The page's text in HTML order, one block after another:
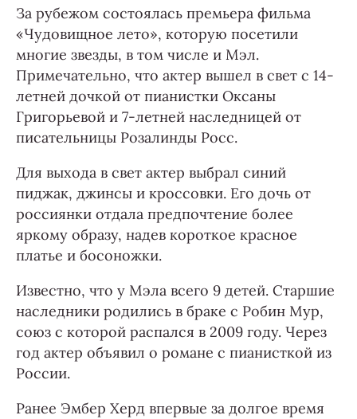
За рубежом состоялась премьера фильма
«Чудовищное лето», которую посетили
многие звезды, в том числе и Мэл.
Примечательно, что актер вышел в свет с 14-
летней дочкой от пианистки Оксаны
Григорьевой и 7-летней наследницей от
писательницы Розалинды Росс.
Для выхода в свет актер выбрал синий
пиджак, джинсы и кроссовки. Его дочь от
россиянки отдала предпочтение более
яркому образу, надев короткое красное
платье и босоножки.
Известно, что у Мэла всего 9 детей. Старшие
наследники родились в браке с Робин Мур,
союз с которой распался в 2009 году. Через
год актер объявил о романе с пианисткой из
России.
Ранее Эмбер Херд впервые за долгое время